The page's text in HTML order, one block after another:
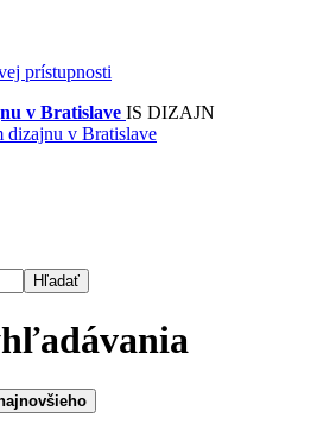
prístupnosti
v Bratislave IS DIZAJN
Hľadať